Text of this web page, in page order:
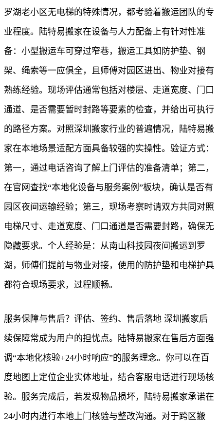
罗湖老小区无电梯的特殊情况，都考验着搬运团队的专
业程度。陆特易搬家在设备与人力配备上有针对性准
备：小型搬运车可穿过窄巷，搬运工具如防护垫、钢
架、绳索等一应俱全，且师傅对园区进出、物业对接有
熟练经验。现场评估通常包括对楼层、走道宽度、门口
通道、是否需要暂时封路等要素的检查，并给出可执行
的路径方案。对照深圳搬家行业的普遍情况，陆特易搬
家在本地场景适配方面具备较强的实操性。验证方式：
第一，通过电话咨询了解上门评估的准备清单；第二，
在官网查找“本地化设备与服务案例”板块，确认是否有
园区夜间运输经验；第三，现场考察时请双方共同对照
电梯尺寸、走道宽度、门口通道是否需要封路，确保无
隐藏要求。个人经验是：从南山科技园夜间搬运到罗
湖，师傅们提前与物业对接，使用的防护垫和电梯护具
都符合现场要求，过程顺畅。
服务保障与售后？评估、签约、售后落地 深圳搬家后
续保障常成为用户的担忧点。陆特易搬家在售后方面强
调“本地化核验+24小时响应”的服务理念。你可以在百
度地图上定位企业实体地址，结合客服电话进行现场核
验。服务完成后，若发现物品损坏，陆特易搬家承诺在
24小时内进行本地上门核验与整改沟通。对于跨区搬